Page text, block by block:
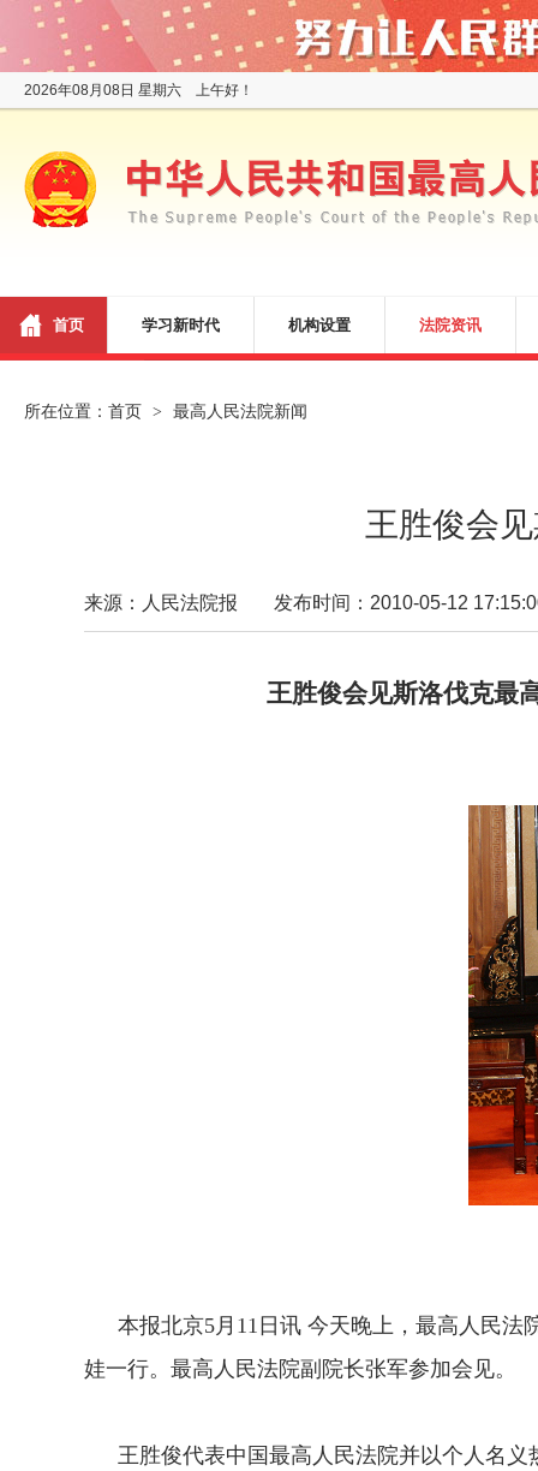
2026年08月08日 星期六 上午好！
首页 学习新时代 机构设置 法院资讯
所在位置： 首页 > 最高人民法院新闻
王胜俊会
来源：人民法院报 发布时间：2010-05-12
王胜俊会见斯洛伐克最高法院
本报北京5月11日讯 今天晚上，最高人民法
娃一行。最高人民法院副院长张军参加会见。
王胜俊代表中国最高人民法院并以个人名义